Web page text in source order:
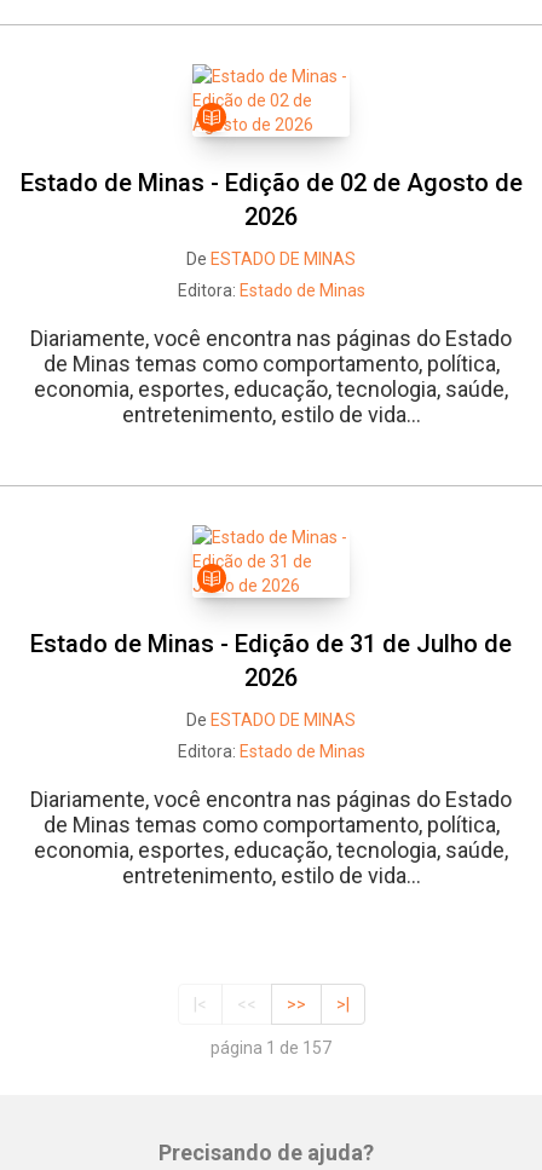
Estado de Minas - Edição de 02 de Agosto de
2026
De ESTADO DE MINAS
Editora: Estado de Minas
Diariamente, você encontra nas páginas do Estado
de Minas temas como comportamento, política,
economia, esportes, educação, tecnologia, saúde,
entretenimento, estilo de vida...
Estado de Minas - Edição de 31 de Julho de
2026
De ESTADO DE MINAS
Editora: Estado de Minas
Diariamente, você encontra nas páginas do Estado
de Minas temas como comportamento, política,
economia, esportes, educação, tecnologia, saúde,
entretenimento, estilo de vida...
|< << >> >|
página 1 de 157
Precisando de ajuda?